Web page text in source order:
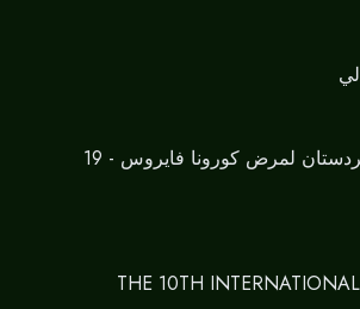
لمرض كورونا فايروس - 19
THE 10TH